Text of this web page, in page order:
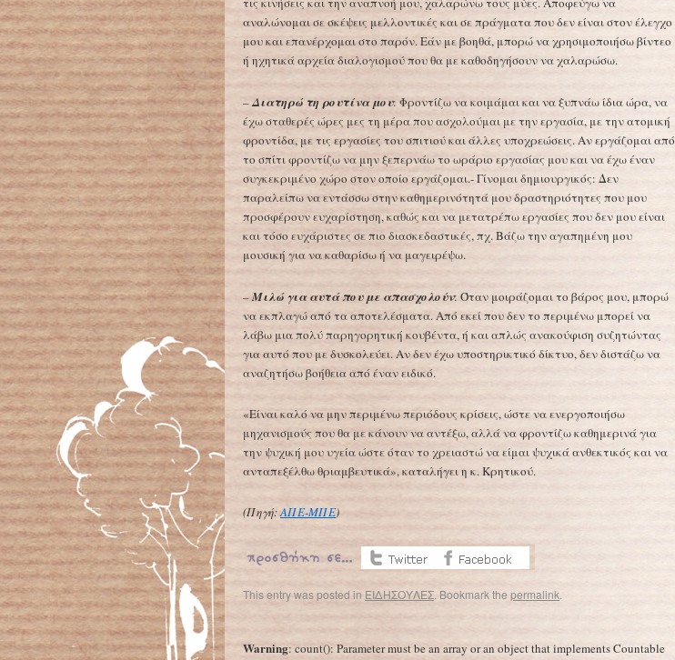
αναλώνομαι σε σκέψεις μελλοντικές και σε πράγματα που δεν είναι στον έλεγχο
μου και επανέρχομαι στο παρόν. Εάν με βοηθά, μπορώ να χρησιμοποιήσω βίντεο
ή ηχητικά αρχεία διαλογισμού που θα με καθοδηγήσουν να χαλαρώσω.
–Διατηρώ τη ρουτίνα μου: Φροντίζω να κοιμάμαι και να ξυπνάω ίδια ώρα, να
έχω σταθερές ώρες μες τη μέρα που ασχολούμαι με την εργασία, με την ατομική
φροντίδα, με τις εργασίες του σπιτιού και άλλες υποχρεώσεις. Αν εργάζομαι από
το σπίτι φροντίζω να μην ξεπερνάω το ωράριο εργασίας μου και να έχω έναν
συγκεκριμένο χώρο στον οποίο εργάζομαι.- Γίνομαι δημιουργικός: Δεν
παραλείπω να εντάσσω στην καθημερινότητά μου δραστηριότητες που μου
προσφέρουν ευχαρίστηση, καθώς και να μετατρέπω εργασίες που δεν μου είναι
και τόσο ευχάριστες σε πιο διασκεδαστικές, πχ. Βάζω την αγαπημένη μου
μουσική για να καθαρίσω ή να μαγειρέψω.
–Μιλώ για αυτά που με απασχολούν: Όταν μοιράζομαι το βάρος μου, μπορώ
να εκπλαγώ από τα αποτελέσματα. Από εκεί που δεν το περιμένω μπορεί να
λάβω μια πολύ παρηγορητική κουβέντα, ή και απλώς ανακούφιση συζητώντας
για αυτό που με δυσκολεύει. Αν δεν έχω υποστηρικτικό δίκτυο, δεν διστάζω να
αναζητήσω βοήθεια από έναν ειδικό.
«Είναι καλό να μην περιμένω περιόδους κρίσεις, ώστε να ενεργοποιήσω
μηχανισμούς που θα με κάνουν να αντέξω, αλλά να φροντίζω καθημερινά για
την ψυχική μου υγεία ώστε όταν το χρειαστώ να είμαι ψυχικά ανθεκτικός και να
ανταπεξέλθω θριαμβευτικά», καταλήγει η κ. Κρητικού.
(Πηγή:ΑΠΕ-ΜΠΕ)
This entry was posted in ΕΙΔΗΣΟΥΛΕΣ. Bookmark the permalink
Warning: count(): Parameter must be an array or an object that implements Countable